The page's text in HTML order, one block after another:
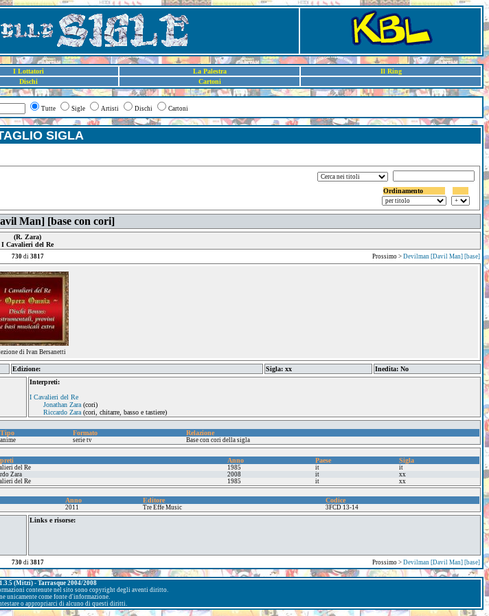
I Lottatori La Palestra
Il Ring
Dischi Cartoni
Tutte Sigle Artisti Dischi Cartoni
SIGLA
Ordinamento
Man] [base con cori]
(R. Zara)
I Cavalieri del Re
730 di 3817 Prossimo > Devilman [Davil Man] [base]
di Ivan Bersanetti
Edizione: Sigla: xx
Inedita: No
Interpreti:
I Cavalieri del Re
Jonathan Zara (cori)
Riccardo Zara (cori, chitarre, basso e tastiere)
Tipo Formato Relazione
anime serie tv Base con cori della sigla
Anno Paese Sigla
del Re 1985 it
it
Zara 2008 it
xx
del Re 1985 it xx
Anno Editore Codice
2011 Tre Effe Music 3FCD 13-14
Links e risorse:
730 di 3817 Prossimo > Devilman [Davil Man] [base]
(Mitzi) - Tarrasque 2004/2008
contenute nel sito sono copyright degli aventi diritto.
unicamente come fonte d'informazione.
o appropriarci di alcuno di questi diritti.